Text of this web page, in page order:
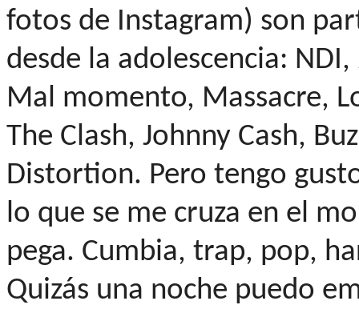
fotos de Instagram) son
desde la adolescencia:
Mal momento, Massacre,
The Clash, Johnny Cash,
Distortion. Pero tengo
lo que se me cruza en el
pega. Cumbia, trap, pop,
Quizás una noche puedo